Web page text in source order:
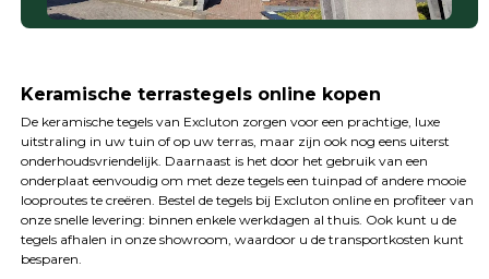
Keramische terrastegels online kopen
De keramische tegels van Excluton zorgen voor een prachtige, luxe
uitstraling in uw tuin of op uw terras, maar zijn ook nog eens uiterst
onderhoudsvriendelijk. Daarnaast is het door het gebruik van een
onderplaat eenvoudig om met deze tegels een tuinpad of andere mooie
looproutes te creëren. Bestel de tegels bij Excluton online en profiteer van
onze snelle levering: binnen enkele werkdagen al thuis. Ook kunt u de
tegels afhalen in onze showroom, waardoor u de transportkosten kunt
besparen.